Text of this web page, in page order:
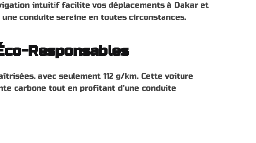
intuitif facilite vos déplacements à Dakar et
conduite sereine en toutes circonstances.
Responsables
avec seulement 112 g/km. Cette voiture
carbone tout en profitant d’une conduite